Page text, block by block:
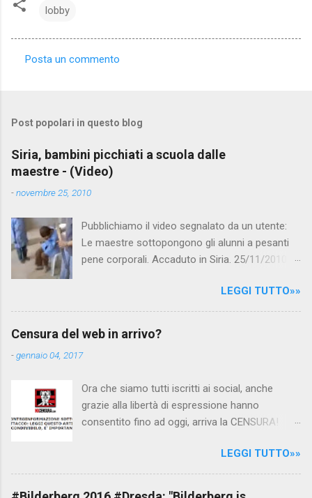
lobby
e
n
t
Posta un commento
Post popolari in questo blog
Siria, bambini picchiati a scuola dalle
maestre - (Video)
-novembre 25, 2010
Pubblichiamo il video segnalato da un utente:
Le maestre sottopongono gli alunni a pesanti
pene corporali. Accaduto in Siria. 25/11/2010
Canale 5 "Forum" si è interessato al caso,
interpellando prontamente l'ambasciata siriana,
per fare luce sulla vicenda: è emerso che il
scuola. LEGGI IL SERVIZIO . staff
nocensura.com Condividi su Facebook
LEGGI TUTTO»»
Censura del web in arrivo?
-gennaio 04, 2017
Ora che siamo tutti iscritti ai social, anche
grazie alla libertà di espressione hanno
consentito fino ad oggi, arriva la CENSURA!
politica rispediti al mittente dai cittadini - perché
censurare avrebbe fatto perdere troppi
consensi ai vari governi - la CENSURA potrebbe
LEGGI TUTTO»»